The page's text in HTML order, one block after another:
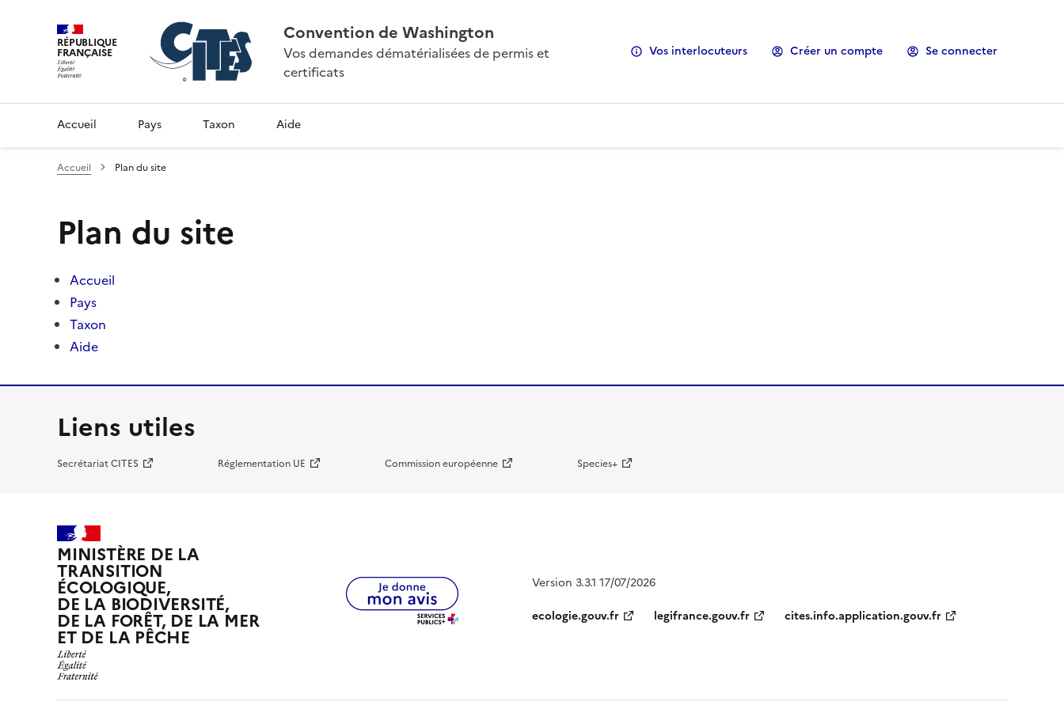
RÉPUBLIQUE
FRANÇAISE
Convention de Washington
Vos demandes dématérialisées de permis et
certificats
Vos interlocuteurs Créer un compte Se connecter
Accueil Pays Taxon Aide
Accueil Plan du site
Plan du site
Accueil
Pays
Taxon
Aide
Liens utiles
Secrétariat CITES Réglementation UE Commission européenne Species+
MINISTÈRE DE LA
TRANSITION
ÉCOLOGIQUE,
DE LA BIODIVERSITÉ,
DE LA FORÊT, DE LA MER
ET DE LA PÊCHE
Version 3.3.1 17/07/2026
ecologie.gouv.fr
legifrance.gouv.fr cites.info.application.gouv.fr